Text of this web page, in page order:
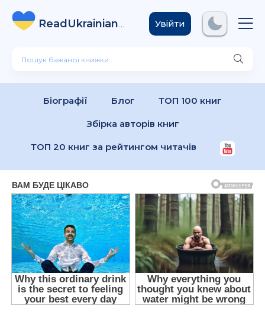
ReadUkrainian
Books .com
Увійти
Біографії Блог ТОП 100 книг
Збірка авторів книг
ТОП 20 книг за рейтингом читачів